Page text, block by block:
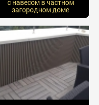
с навесом в частном
загородном доме